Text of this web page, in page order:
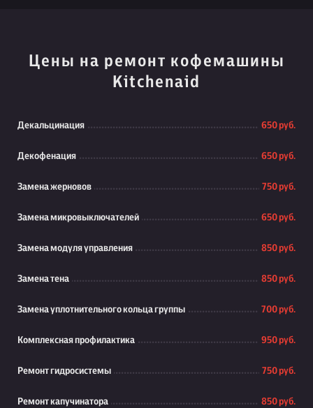
Цены на ремонт кофемашины
Kitchenaid
Декальцинация 650 руб.
Декофенация 650 руб.
Замена жерновов 750 руб.
Замена микровыключателей 650 руб.
Замена модуля управления 850 руб.
Замена тена 850 руб.
Замена уплотнительного кольца группы 700 руб.
Комплексная профилактика 950 руб.
Ремонт гидросистемы 750 руб.
Ремонт капучинатора 850 руб.